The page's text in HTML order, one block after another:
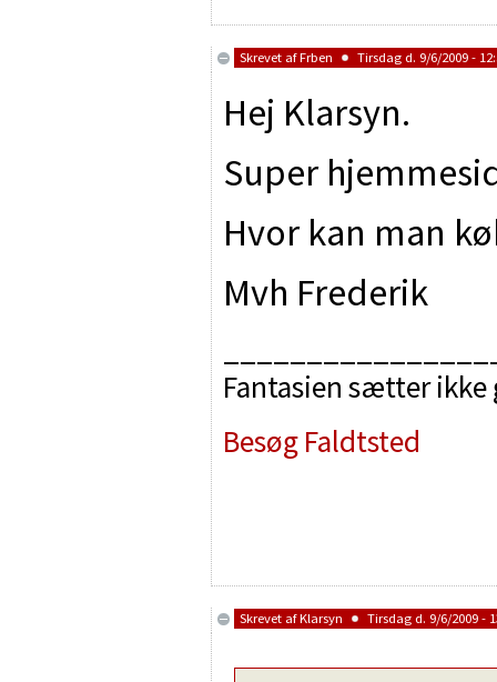
Skrevet afFrben Tirsdag d. 9/6/2009 -
Hej Klarsyn.
Super
Hvor kan man
Mvh Frederik
Fantasien sætter
Besøg Faldtsted
Skrevet afKlarsyn Tirsdag d. 9/6/2009 -